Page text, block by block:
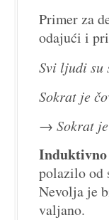
Primer za
odajući i
Svi ljudi su
Sokrat je
→ Sokrat
polazilo od
Nevolja je
valjano.